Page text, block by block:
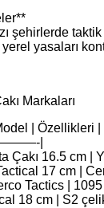
şehirlerde taktik
yasaları
Markaları
| Özellikleri |
|
Çakı 16.5 cm |
17 cm |
Tactics |
18 cm | S2